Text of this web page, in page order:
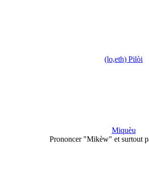
(lo,eth) Pilòi
Miquèu
Prononcer "Mikèw" et surtout